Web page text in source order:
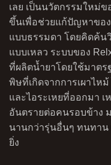
เลย เป็นนวัตกรรมใหม่ข
ขึ้นเพื่อช่วยแก้ปัญหาขอ
แบบธรรมดา โดยคิดค้น
แบบเหลว ระบบของ
ที่ผลิตน้ำยาโดยใช้มาตร
พิษที่เกิดจากการเผาไห
และไอระเหยที่ออกมา
อันตรายต่อคนรอบข้าง
นานกว่ารุ่นอื่นๆ ทนทาน
ยิ่ง